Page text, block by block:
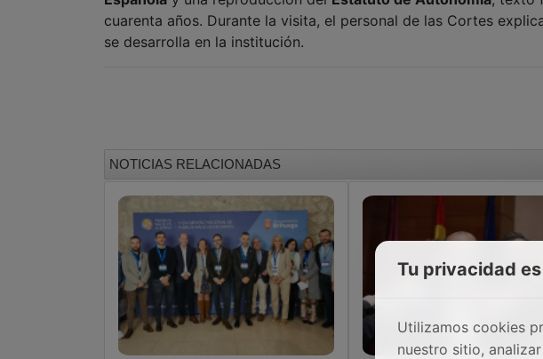
cuarenta años. Durante la visita, el personal de las Cortes
se desarrolla en la institución.
NOTICIAS RELACIONADAS
Tu privacidad
Utilizamos cookies
nuestro sitio,